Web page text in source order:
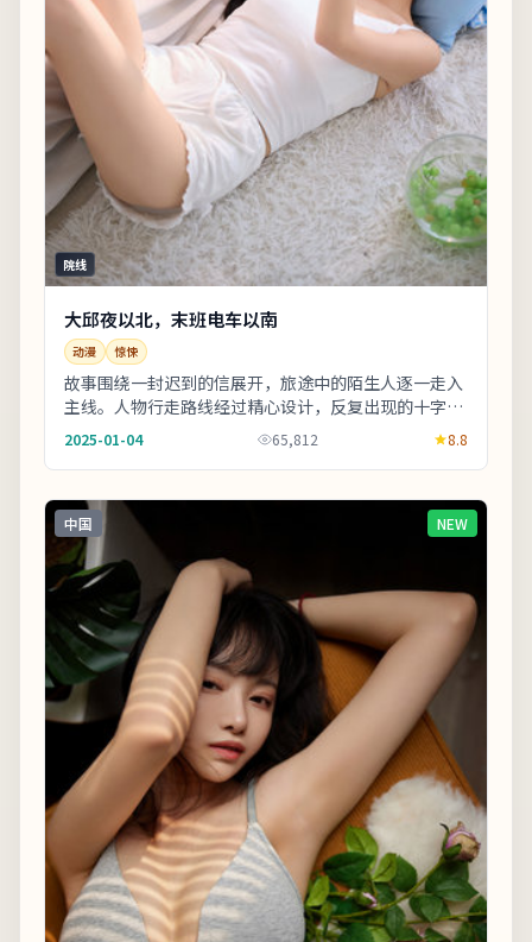
院线
大邱夜以北，末班电车以南
动漫 惊悚
故事围绕一封迟到的信展开，旅途中的陌生人逐一走入
主线。人物行走路线经过精心设计，反复出现的十字路
口象征抉择。整体来看，这是一部类型元素清晰、人
2025-01-04 65,812 8.8
中国 NEW